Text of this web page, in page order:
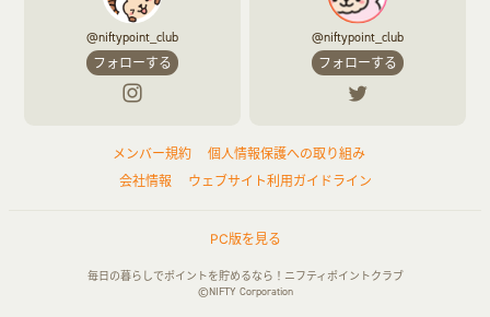
@niftypoint_club
フォローする
@niftypoint_club
フォローする
メンバー規約
個人情報保護への取り組み
会社情報
ウェブサイト利用ガイドライン
PC版を見る
毎日の暮らしでポイントを貯めるなら！ニフティポイントクラブ
©NIFTY Corporation